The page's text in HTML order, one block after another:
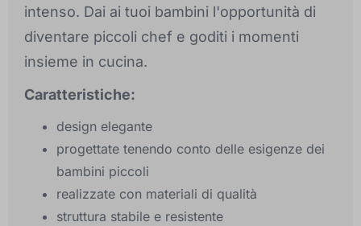
intenso. Dai ai tuoi bambini l'opportunità di
diventare piccoli chef e goditi i momenti
insieme in cucina.
Caratteristiche:
design elegante
progettate tenendo conto delle esigenze dei
bambini piccoli
realizzate con materiali di qualità
struttura stabile e resistente